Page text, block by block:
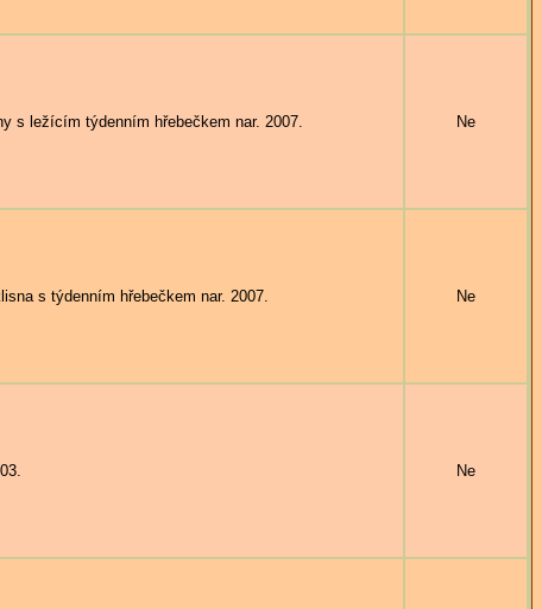
s ležícím týdenním hřebečkem nar. 2007. Ne
s týdenním hřebečkem nar. 2007. Ne
Ne